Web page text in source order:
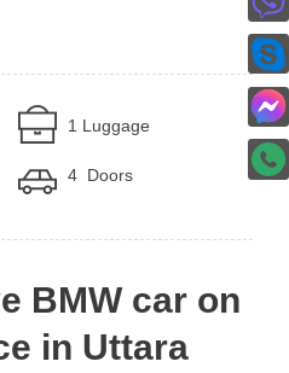
1 Luggage
4 Doors
BMW car on
in Uttara